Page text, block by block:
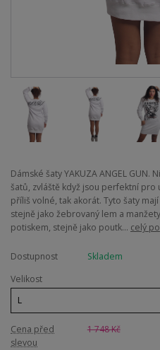
Dámské šaty YAKUZA ANGEL
šatů, zvláště když jsou perfektní pro
příliš volné, tak akorát. Tyto šaty
stejně jako žebrovaný lem a
potiskem, stejně jako poutk... celý
Dostupnost
Skladem
Velikost
Cena před
slevou
1 748 Kč